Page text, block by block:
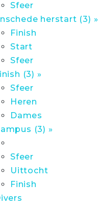
Sfeer
herstart (3) »
Finish
Start
Sfeer
(3) »
Sfeer
Heren
Dames
(3) »
Sfeer
Uittocht
Finish